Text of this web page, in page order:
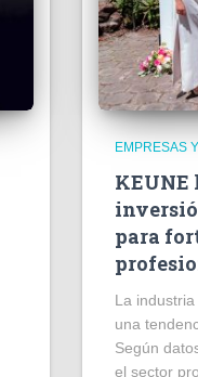
EMPRESAS
KEUNE
para
La
una
Según
el sector